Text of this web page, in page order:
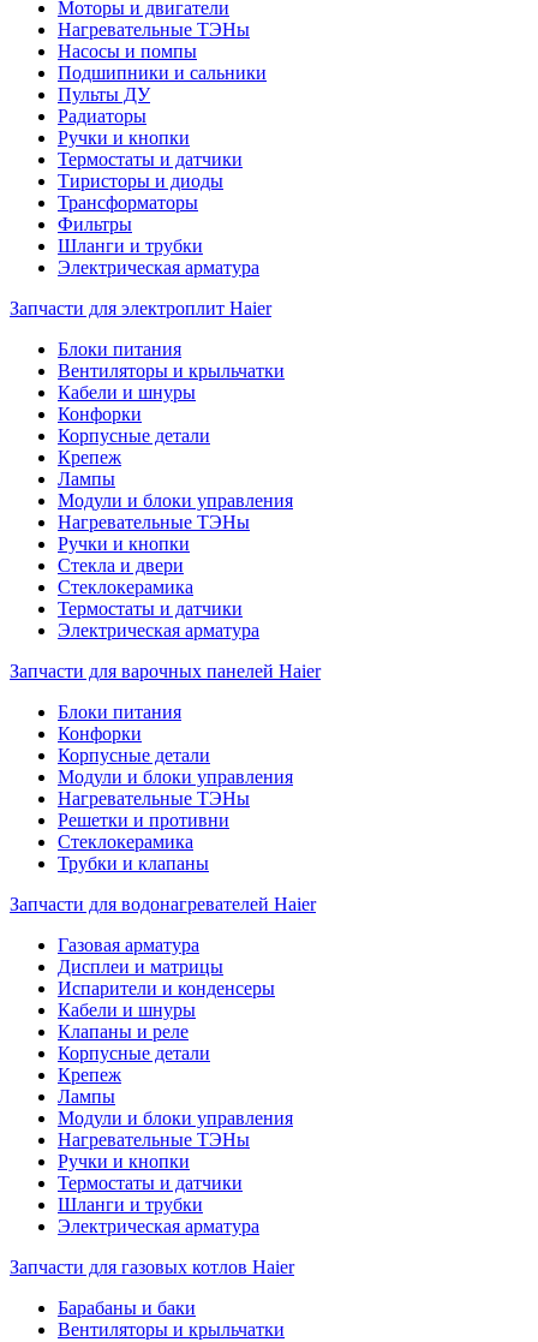
Моторы и двигатели
Нагревательные ТЭНы
Насосы и помпы
Подшипники и сальники
Пульты ДУ
Радиаторы
Ручки и кнопки
Термостаты и датчики
Тиристоры и диоды
Трансформаторы
Фильтры
Шланги и трубки
Электрическая арматура
Запчасти для электроплит Haier
Блоки питания
Вентиляторы и крыльчатки
Кабели и шнуры
Конфорки
Корпусные детали
Крепеж
Лампы
Модули и блоки управления
Нагревательные ТЭНы
Ручки и кнопки
Стекла и двери
Стеклокерамика
Термостаты и датчики
Электрическая арматура
Запчасти для варочных панелей Haier
Блоки питания
Конфорки
Корпусные детали
Модули и блоки управления
Нагревательные ТЭНы
Решетки и противни
Стеклокерамика
Трубки и клапаны
Запчасти для водонагревателей Haier
Газовая арматура
Дисплеи и матрицы
Испарители и конденсеры
Кабели и шнуры
Клапаны и реле
Корпусные детали
Крепеж
Лампы
Модули и блоки управления
Нагревательные ТЭНы
Ручки и кнопки
Термостаты и датчики
Шланги и трубки
Электрическая арматура
Запчасти для газовых котлов Haier
Барабаны и баки
Вентиляторы и крыльчатки